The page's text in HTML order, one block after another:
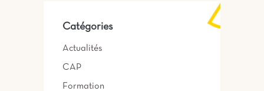
Catégories
Actualités
CAP
Formation